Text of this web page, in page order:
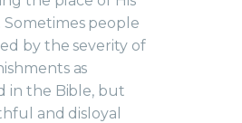
Sometimes people
by the severity of
as
in the Bible, but
and disloyal